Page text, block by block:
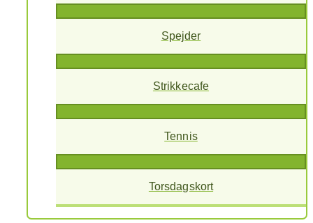
Spejder
Strikkecafe
Tennis
Torsdagskort